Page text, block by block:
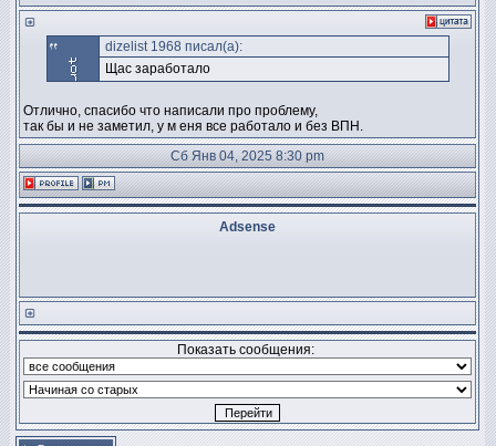
dizelist 1968 писал(а):
Щас заработало
Отлично, спасибо что написали про проблему,
так бы и не заметил, у м еня все работало и без ВПН.
Сб Янв 04, 2025 8:30 pm
Adsense
Показать сообщения: